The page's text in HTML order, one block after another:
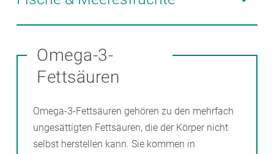
Energiespender.
Seefisch wie Makrele, Lachs oder Sardine enthält
und DHA) – wichtig für Herz, Gehirn und Augen. Ein
bis zwei Fischmahlzeiten pro Woche sind
Omega-3-
Fettsäuren
Omega-3-Fettsäuren gehören zu den mehrfach
ungesättigten Fettsäuren, die der Körper nicht
selbst herstellen kann. Sie kommen in